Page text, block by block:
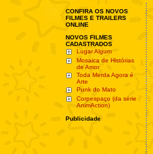
CONFIRA OS NOVOS
FILMES E TRAILERS
ONLINE
NOVOS FILMES
CADASTRADOS
Lugar Algum
Mosaica de Histórias
de Amor
Toda Merda Agora é
Arte
Punk do Mato
Corpespaço (da série
AnimAction)
Publicidade